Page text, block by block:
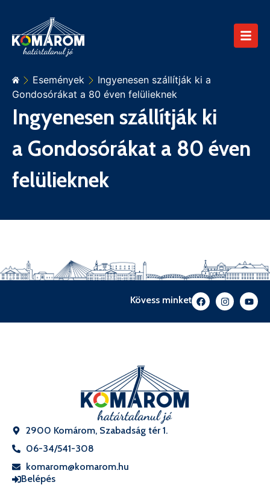
Események
Ingyenesen szállítják ki a
Gondosórákat a 80 éven felülieknek
Ingyenesen szállítják ki
a Gondosórákat a 80 éven
felülieknek
Kövess minket
2900 Komárom, Szabadság tér 1.
06-34/541-308
komarom@komarom.hu
Belépés